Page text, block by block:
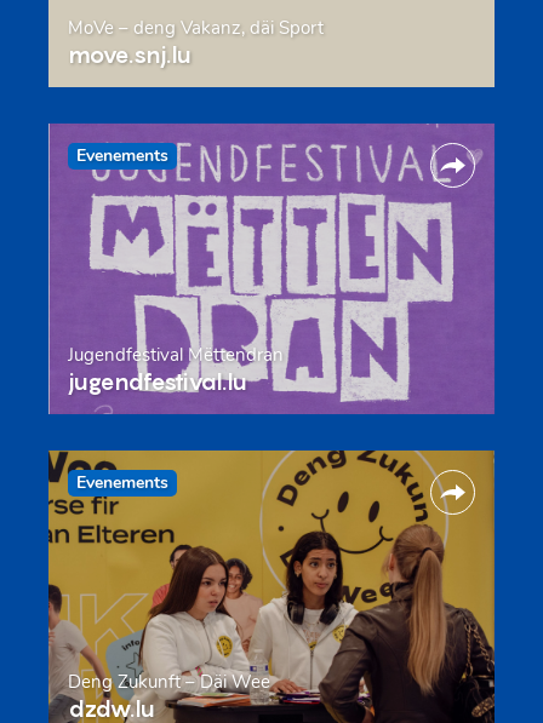
MoVe – deng Vakanz, däi Sport
move.snj.lu
Evenements
Jugendfestival Mëttendran
jugendfestival.lu
Evenements
Deng Zukunft – Däi Wee
dzdw.lu